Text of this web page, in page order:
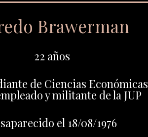
Brawerman
22 años
de Ciencias Económicas
y militante de la JUP
el 18/08/1976